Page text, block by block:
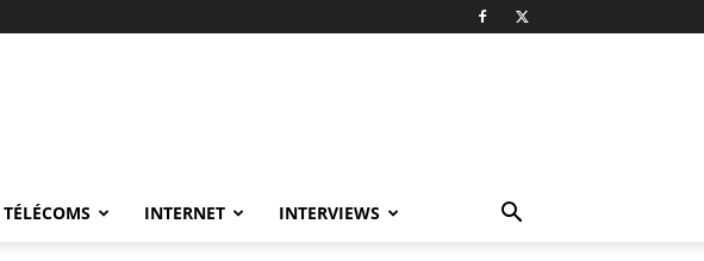
TÉLÉCOMS INTERNET INTERVIEWS